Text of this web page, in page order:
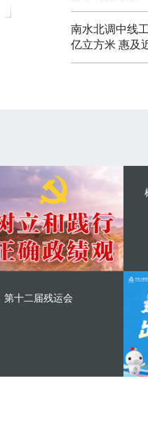
南水北调中线
亿立方米 惠及
第十二届残运会